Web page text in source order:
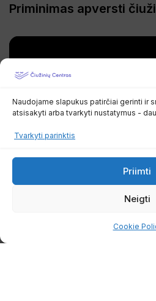
Naudojame slapukus patirčiai gerinti ir
atsisakyti arba tvarkyti nustatymus -
Tvarkyti parinktis
Priimti
Neigti
Cookie
Priminimas apversti
Privatumo politika|
|